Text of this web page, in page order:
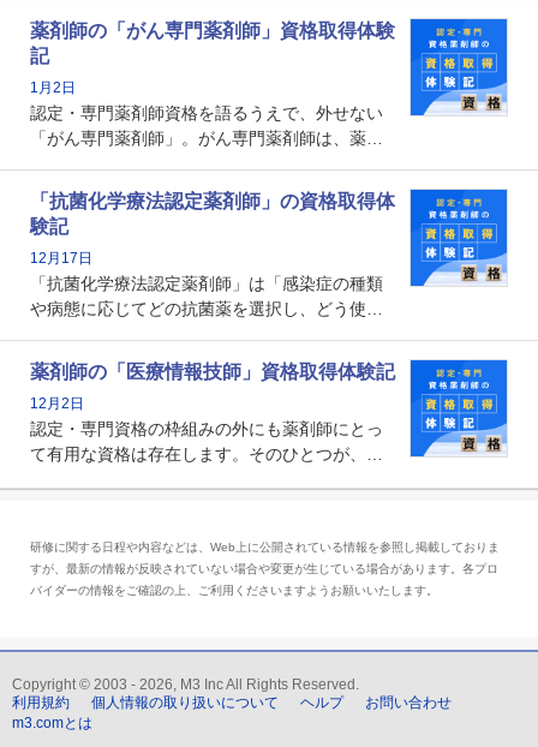
増えているのではないでしょうか。今回はそん
な救急認定薬剤師の取得体験記をご紹介しま
す。
薬剤師の「がん専門薬剤師」資格取得体験
記
1月2日
認定・専門薬剤師資格を語るうえで、外せない
「がん専門薬剤師」。がん専門薬剤師は、薬剤
関する資格として、2009年に発足しました。薬
剤師の専門性を活かして高度化するがん医療に
貢献する姿は、今も病院薬剤師にとって一目置
かれる存在です。
「抗菌化学療法認定薬剤師」の資格取得体
験記
12月17日
「抗菌化学療法認定薬剤師」は「感染症の種類
や病態に応じてどの抗菌薬を選択し、どう使っ
る薬剤師です。現在、感染防止対策加算の施設
基準に専任の薬剤師配置が挙げられており、今
後は感染症領域で薬剤師に、より多くの役割が
求められる可能性もあります。
薬剤師の「医療情報技師」資格取得体験記
12月2日
認定・専門資格の枠組みの外にも薬剤師にとっ
て有用な資格は存在します。そのひとつが、
とは、病院薬剤師を中心に大きな武器になりま
す。
研修に関する日程や内容などは、Web上に公開されている情報を参照し掲載しておりま
すが、最新の情報が反映されていない場合や変更が生じている場合があります。各プロ
バイダーの情報をご確認の上、ご利用くださいますようお願いいたします。
Copyright © 2003 - 2026, M3 Inc All Rights Reserved.
利用規約
個人情報の取り扱いについて ヘルプ
お問い合わせ
m3.comとは